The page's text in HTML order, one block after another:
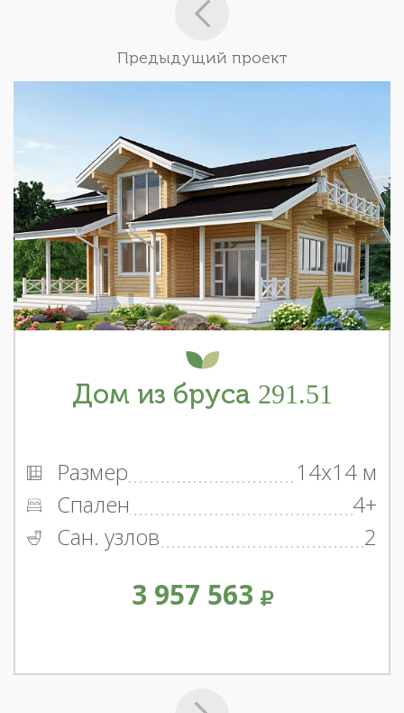
Предыдущий проект
Дом из бруса 291.51
Размер
14x14 м
Спален
4+
Сан. узлов
2
3 957 563